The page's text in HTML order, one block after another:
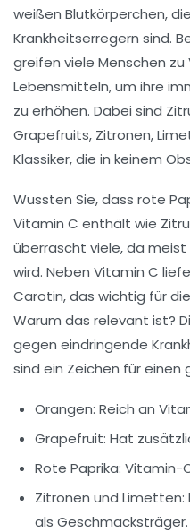
weißen Blutkörperchen,
Krankheitserregern sind.
greifen viele Menschen
Lebensmitteln, um ihre
zu erhöhen. Dabei sind
Grapefruits, Zitronen,
Klassiker, die in keinem
Wussten Sie, dass rote
Vitamin C enthält wie
überrascht viele, da
wird. Neben Vitamin C
Carotin, das wichtig für
Warum das relevant ist?
gegen eindringende
sind ein Zeichen für
Orangen: Reich an
Grapefruit: Hat
Rote Paprika:
Zitronen und
als Geschmacksträger.